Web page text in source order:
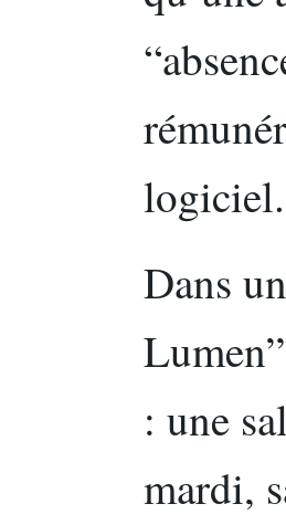
logiciel.
Dans
: une
mardi,